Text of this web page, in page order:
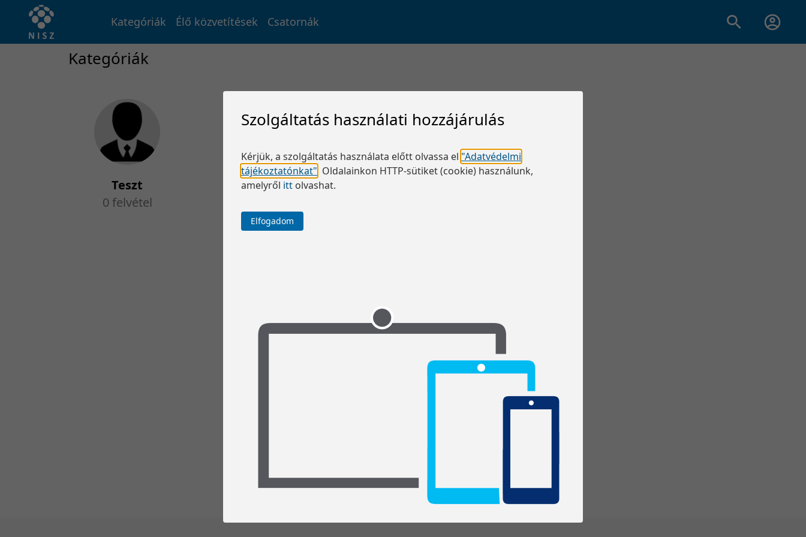
Kategóriák Élő közvetítések Csatornák
Kategóriák
Teszt
0 felvétel
Szolgáltatás használati hozzájárulás
Kérjük, a szolgáltatás használata előtt olvassa el "Adatvédelmi
tájékoztatónkat" Oldalainkon HTTP-sütiket (cookie) használunk,
amelyről itt olvashat.
Elfogadom